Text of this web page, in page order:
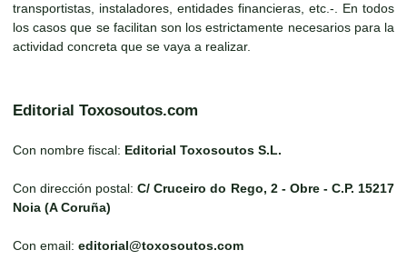
transportistas, instaladores, entidades financieras, etc.-. En todos
los casos que se facilitan son los estrictamente necesarios para la
actividad concreta que se vaya a realizar.
Editorial Toxosoutos.com
Con nombre fiscal: Editorial Toxosoutos S.L.
Con dirección postal:C/ Cruceiro do Rego, 2 - Obre - C.P. 15217
Noia (A Coruña)
Con email: editorial@toxosoutos.com